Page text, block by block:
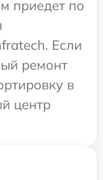
приедет по
Если
ремонт
в
центр